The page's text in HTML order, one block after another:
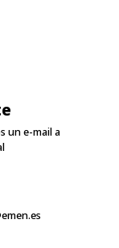
un e-mail a